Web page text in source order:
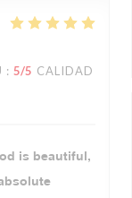
: 5/5 CALIDAD
is beautiful,